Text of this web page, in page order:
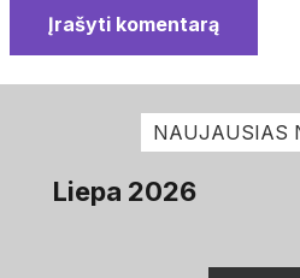
Įrašyti komentarą
NAUJAUSIAS
Liepa 2026